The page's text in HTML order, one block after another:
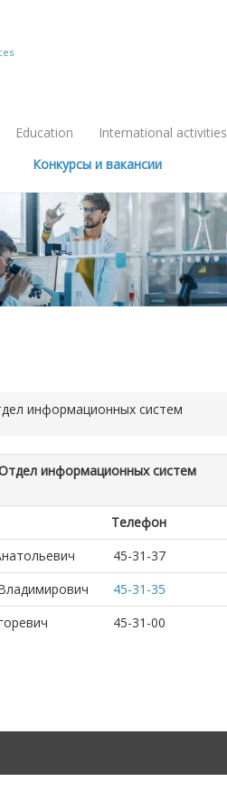
Education International activities
Конкурсы и вакансии
информационных систем
информационных систем
Телефон
45-31-37
45-31-35
45-31-00